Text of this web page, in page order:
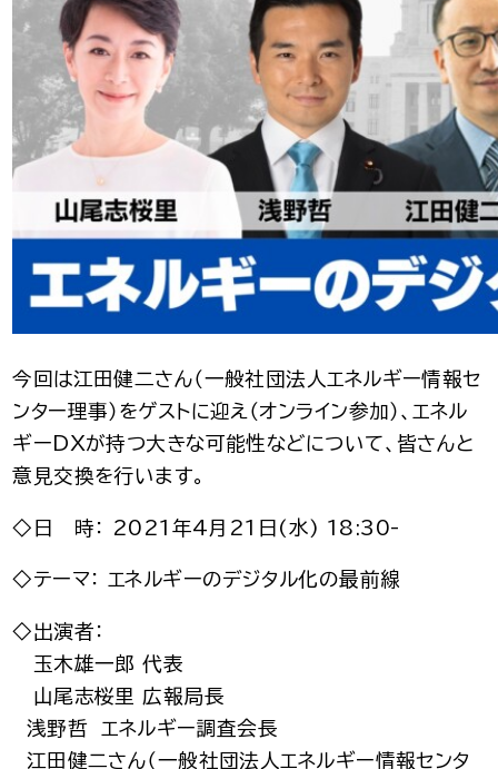
今回は江田健二さん（一般社団法人エネルギー情報セ
ンター理事）をゲストに迎え（オンライン参加）、エネル
ギーDXが持つ大きな可能性などについて、皆さんと
意見交換を行います。
◇日 時： 2021年4月21日(水) 18:30-
◇テーマ： エネルギーのデジタル化の最前線
◇出演者：
玉木雄一郎 代表
山尾志桜里 広報局長
浅野哲 エネルギー調査会長
江田健二さん（一般社団法人エネルギー情報センタ